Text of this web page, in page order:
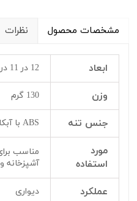
مشخصات محصول نظرات
ابعاد 12 در 11 در 10
وزن 130 گرم
جنس تنه ABS با آبکاری نیکل کروم
مورد
استفاده
مناسب
آشپزخانه
عملکرد دیواری